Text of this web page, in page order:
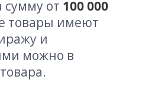
сумму от 100 000
товары имеют
и
можно в